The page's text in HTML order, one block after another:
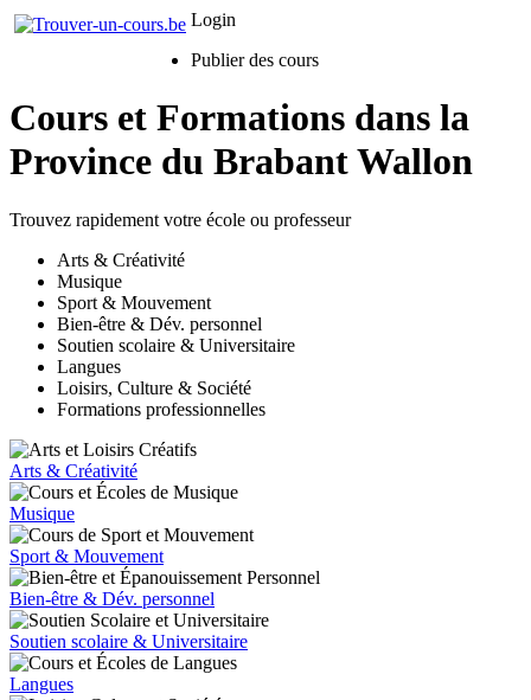
Login
Publier des cours
Cours et Formations dans la
Province du Brabant Wallon
Trouvez rapidement votre école ou professeur
Arts & Créativité
Musique
Sport & Mouvement
Bien-être & Dév. personnel
Soutien scolaire & Universitaire
Langues
Loisirs, Culture & Société
Formations professionnelles
Arts & Créativité
Musique
Sport & Mouvement
Bien-être & Dév. personnel
Soutien scolaire & Universitaire
Langues